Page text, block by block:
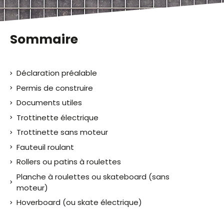
Sommaire
Déclaration préalable
Permis de construire
Documents utiles
Trottinette électrique
Trottinette sans moteur
Fauteuil roulant
Rollers ou patins à roulettes
Planche à roulettes ou skateboard (sans
moteur)
Hoverboard (ou skate électrique)